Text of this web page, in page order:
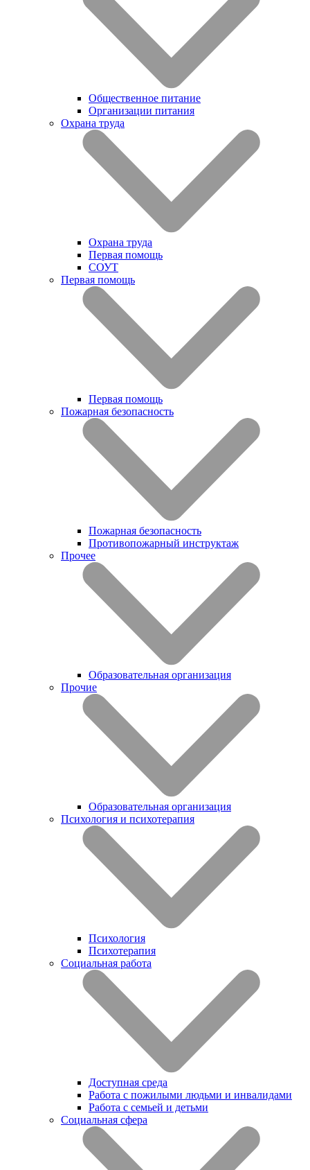
Общественное питание
Организации питания
Охрана труда
Охрана труда
Первая помощь
СОУТ
Первая помощь
Первая помощь
Пожарная безопасность
Пожарная безопасность
Противопожарный инструктаж
Прочее
Образовательная организация
Прочие
Образовательная организация
Психология и психотерапия
Психология
Психотерапия
Социальная работа
Доступная среда
Работа с пожилыми людьми и инвалидами
Работа с семьей и детьми
Социальная сфера